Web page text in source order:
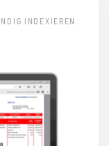
INDEXIEREN